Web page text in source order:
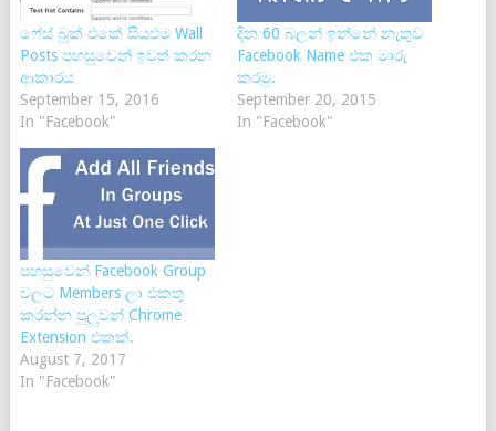
ෆේස් බුක් එකේ සියළුම Wall
Posts පහසුවෙන් ඉවත් කරන
ආකාරය
September 15, 2016
In "Facebook"
දින 60 බලන් ඉන්නේ නැතුව
Facebook Name එක මාරු
කරමු.
September 20, 2015
In "Facebook"
පහසුවෙන් Facebook Group
වලට Members ලා එකතු
කරන්න පුලුවන් Chrome
Extension එකක්.
August 7, 2017
In "Facebook"